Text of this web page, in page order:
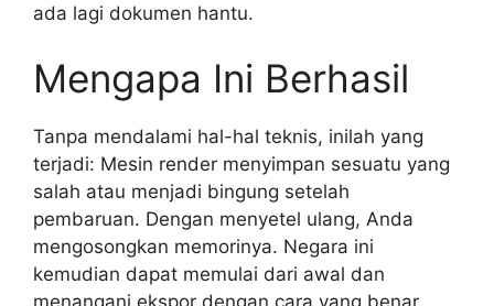
ada lagi dokumen hantu.
Mengapa Ini Berhasil
Tanpa mendalami hal-hal teknis, inilah yang
terjadi: Mesin render menyimpan sesuatu yang
salah atau menjadi bingung setelah
pembaruan. Dengan menyetel ulang, Anda
mengosongkan memorinya. Negara ini
kemudian dapat memulai dari awal dan
menangani ekspor dengan cara yang benar.